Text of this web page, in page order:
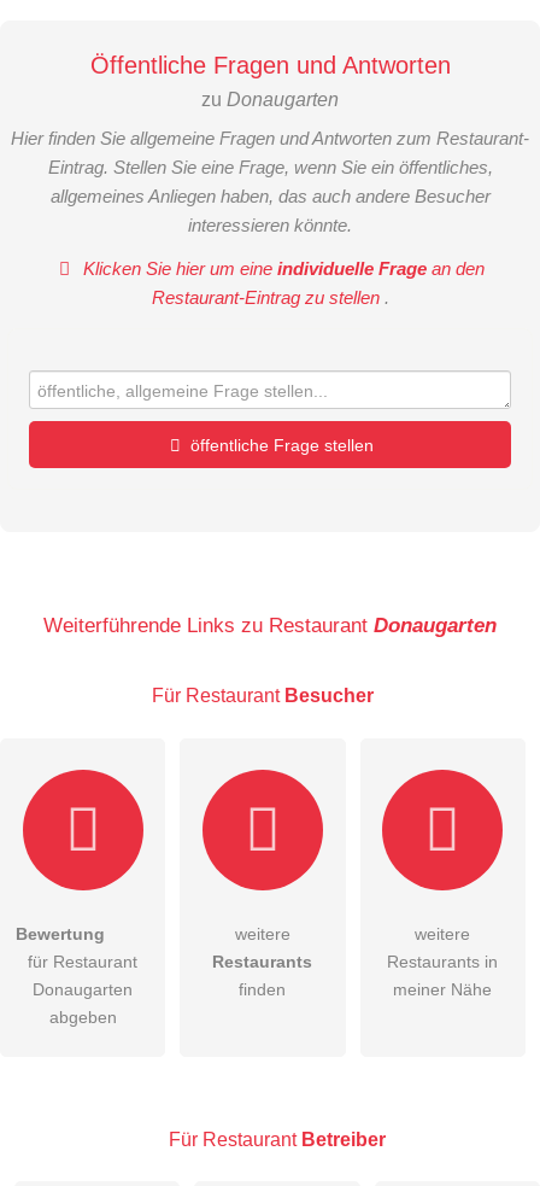
Öffentliche Fragen und Antworten
zu Donaugarten
Hier finden Sie allgemeine Fragen und Antworten zum Restaurant-
Eintrag. Stellen Sie eine Frage, wenn Sie ein öffentliches,
allgemeines Anliegen haben, das auch andere Besucher
interessieren könnte.
Klicken Sie hier um eineindividuelle Frage an den
Restaurant-Eintrag zu stellen .
öffentliche Frage stellen
E-Mail-Adresse (wird nicht veröffentlicht)
Hiermit akzeptiere ich dieAGB
DieDatenschutzerklärung habe ich zur Kenntnis genommen.
Besucher sichtbar.
Weiterführende Links zu Restaurant Donaugarten
Für Restaurant Besucher
Bewertung
für Restaurant
Donaugarten
abgeben
weitere
Restaurants
finden
weitere
Restaurants in
meiner Nähe
Für Restaurant Betreiber